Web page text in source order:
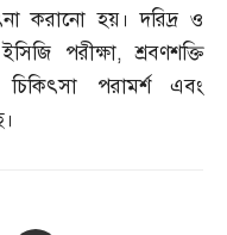
করানো হয়। দরিদ্র ও
পরীক্ষা,শ্রবণশক্তি
পরামর্শ এবং